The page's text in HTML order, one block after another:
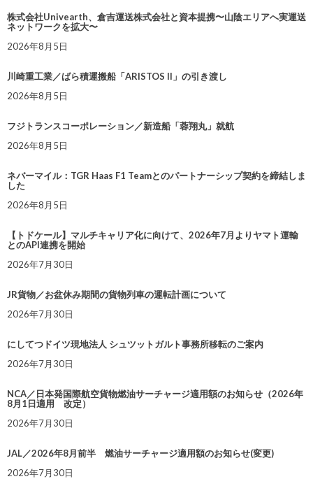
株式会社Univearth、倉吉運送株式会社と資本提携〜山陰エリアへ実運送
ネットワークを拡大〜
2026年8月5日
川崎重工業／ばら積運搬船「ARISTOS II」の引き渡し
2026年8月5日
フジトランスコーポレーション／新造船「蓉翔丸」就航
2026年8月5日
ネバーマイル：TGR Haas F1 Teamとのパートナーシップ契約を締結しま
した
2026年8月5日
【トドケール】マルチキャリア化に向けて、2026年7月よりヤマト運輸
とのAPI連携を開始
2026年7月30日
JR貨物／お盆休み期間の貨物列車の運転計画について
2026年7月30日
にしてつドイツ現地法人 シュツットガルト事務所移転のご案内
2026年7月30日
NCA／日本発国際航空貨物燃油サーチャージ適用額のお知らせ（2026年
8月1日適用 改定）
2026年7月30日
JAL／2026年8月前半 燃油サーチャージ適用額のお知らせ(変更)
2026年7月30日